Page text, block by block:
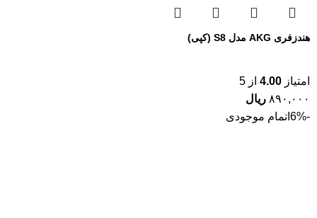
هندزفری AKG مدل S8 (کپی)
امتیاز 4.00 از 5
۸۹۰,۰۰۰ ریال
-6%
اتمام موجودی